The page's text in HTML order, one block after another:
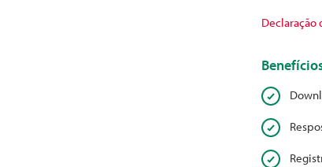
Declaração